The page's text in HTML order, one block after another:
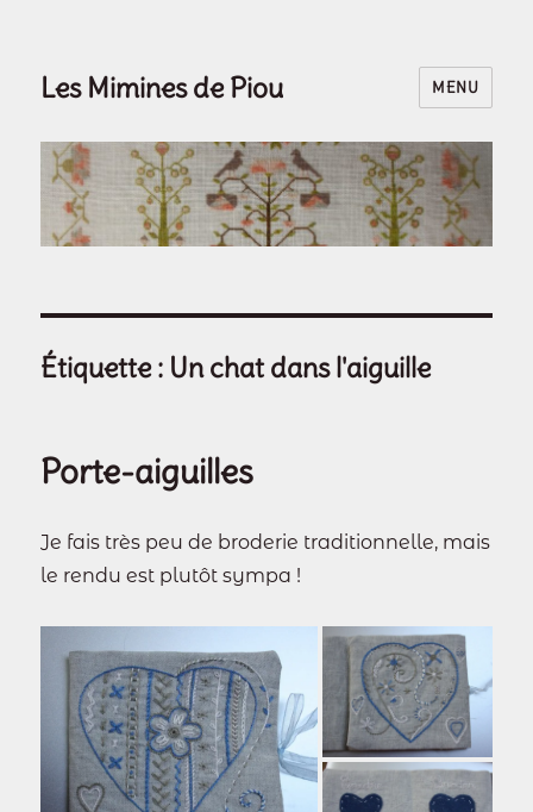
Les Mimines de Piou MENU
Étiquette : Un chat dans l'aiguille
Porte-aiguilles
Je fais très peu de broderie traditionnelle, mais
le rendu est plutôt sympa !